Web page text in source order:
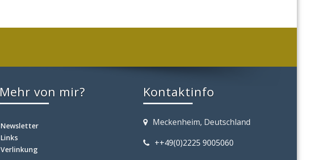
Mehr von mir?
Newsletter
Links
Verlinkung
Kontaktinfo
Meckenheim, Deutschland
++49(0)2225 9005060